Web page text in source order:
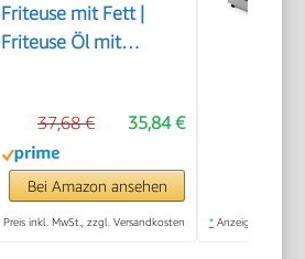
Friteuse mit Fett |
Friteuse Öl mit
Antihaft-Ölbehälter |
Stufenlos regelbarer
Thermostat | Fritteuse
mit Öl - FR 3771
35,84 €
37,68 €
Bei Amazon ansehen
Preis inkl. MwSt., zzgl. Versandkosten * Anzeige